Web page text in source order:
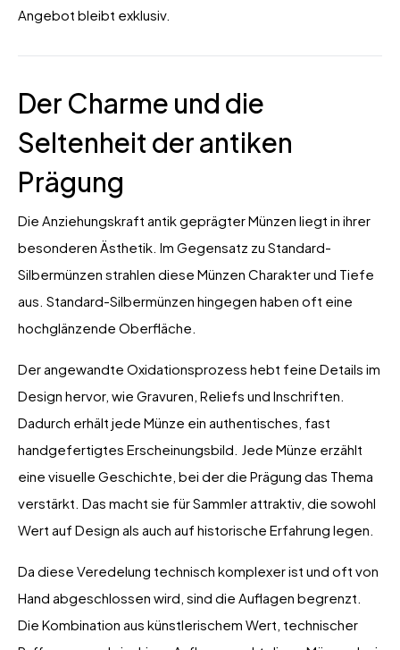
Angebot bleibt exklusiv.
Der Charme und die
Seltenheit der antiken
Prägung
Die Anziehungskraft antik geprägter Münzen liegt in ihrer
besonderen Ästhetik. Im Gegensatz zu Standard-
Silbermünzen strahlen diese Münzen Charakter und Tiefe
aus. Standard-Silbermünzen hingegen haben oft eine
hochglänzende Oberfläche.
Der angewandte Oxidationsprozess hebt feine Details im
Design hervor, wie Gravuren, Reliefs und Inschriften.
Dadurch erhält jede Münze ein authentisches, fast
handgefertigtes Erscheinungsbild. Jede Münze erzählt
eine visuelle Geschichte, bei der die Prägung das Thema
verstärkt. Das macht sie für Sammler attraktiv, die sowohl
Wert auf Design als auch auf historische Erfahrung legen.
Da diese Veredelung technisch komplexer ist und oft von
Hand abgeschlossen wird, sind die Auflagen begrenzt.
Die Kombination aus künstlerischem Wert, technischer